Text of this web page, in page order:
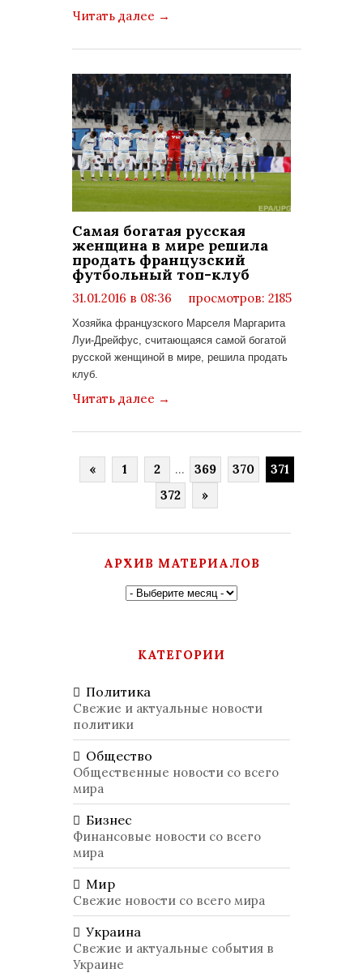
Читать далее →
Самая богатая русская
женщина в мире решила
продать французский
футбольный топ-клуб
31.01.2016 в 08:36
просмотров: 2185
Хозяйка французского Марселя Маргарита
Луи-Дрейфус, считающаяся самой богатой
русской женщиной в мире, решила продать
клуб.
Читать далее →
« 1 2 ... 369 370
371
372
»
АРХИВ МАТЕРИАЛОВ
КАТЕГОРИИ
Политика
Свежие и актуальные новости
политики
Общество
Общественные новости со всего
мира
Бизнес
Финансовые новости со всего
мира
Мир
Свежие новости со всего мира
Украина
Свежие и актуальные события в
Украине